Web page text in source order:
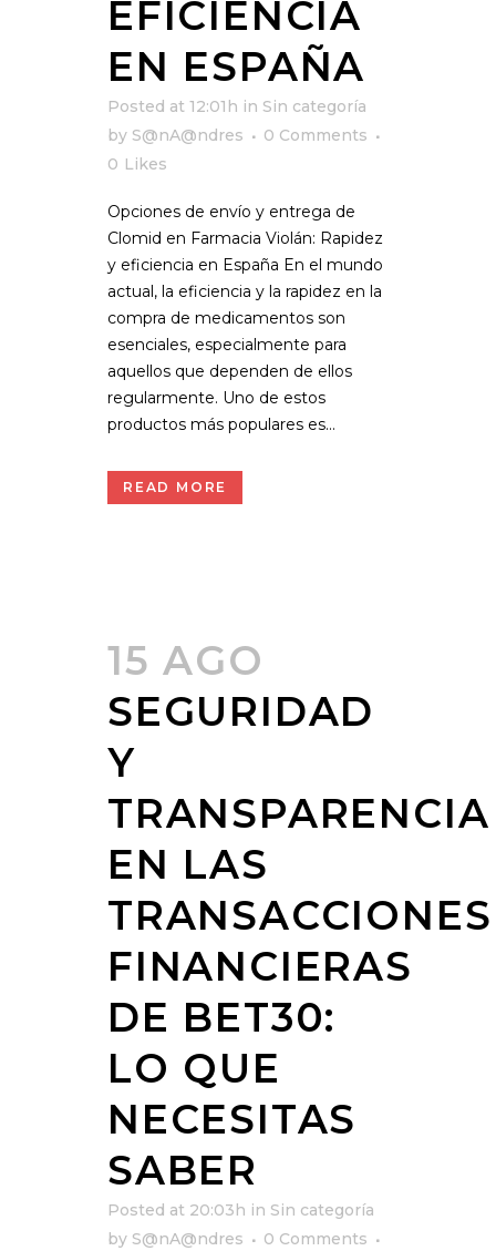
EFICIENCIA
EN ESPAÑA
Posted at 12:01h in Sin categoría
by S@nA@ndres
0 Comments
0 Likes
Opciones de envío y entrega de
Clomid en Farmacia Violán: Rapidez
y eficiencia en España En el mundo
actual, la eficiencia y la rapidez en la
compra de medicamentos son
esenciales, especialmente para
aquellos que dependen de ellos
regularmente. Uno de estos
productos más populares es...
READ MORE
15 AGO
SEGURIDAD
Y
TRANSPARENCIA
EN LAS
TRANSACCIONES
FINANCIERAS
DE BET30:
LO QUE
NECESITAS
SABER
Posted at 20:03h in Sin categoría
by S@nA@ndres
0 Comments